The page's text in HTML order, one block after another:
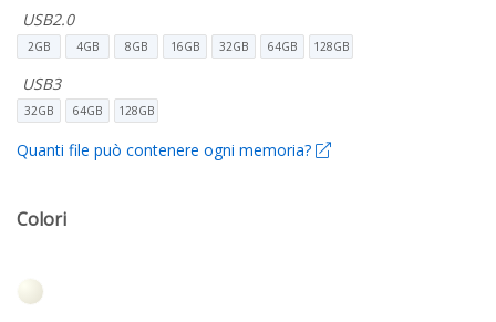
USB2.0
2GB 4GB 8GB 16GB 32GB 64GB 128GB
USB3
32GB 64GB 128GB
Quanti file può contenere ogni memoria?
Colori